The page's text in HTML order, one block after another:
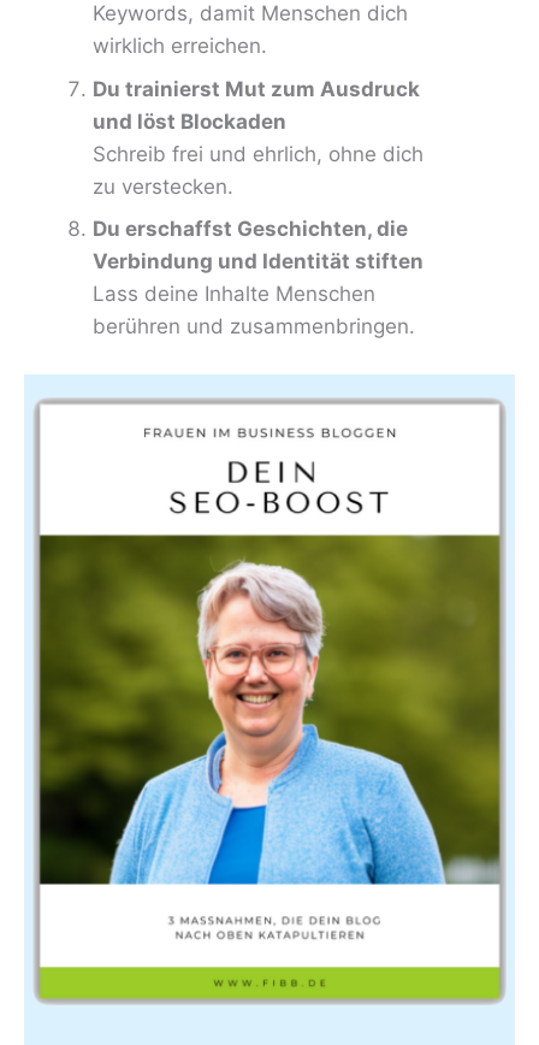
Keywords, damit Menschen dich
wirklich erreichen.
Du trainierst Mut zum Ausdruck
und löst Blockaden
Schreib frei und ehrlich, ohne dich
zu verstecken.
Du erschaffst Geschichten, die
Verbindung und Identität stiften
Lass deine Inhalte Menschen
berühren und zusammenbringen.